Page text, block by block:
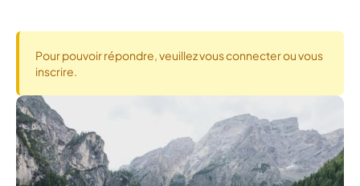
Pour pouvoir répondre, veuillez vous connecter ou vous
inscrire.